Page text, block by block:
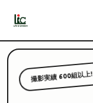
撮影実績 600組以上!